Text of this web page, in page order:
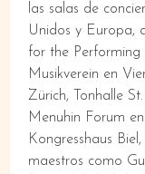
las salas de
Unidos y Europa,
for the Performing
Musikverein en
Zürich, Tonhalle
Menuhin Forum
Kongresshaus
maestros como